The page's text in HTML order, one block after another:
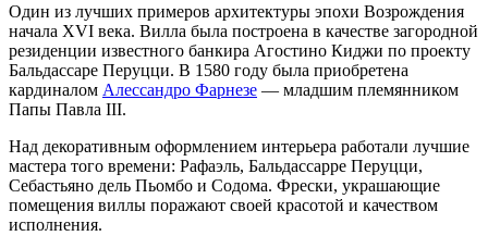
Один из лучших примеров архитектуры эпохи Возрождения
начала XVI века. Вилла была построена в качестве загородной
резиденции известного банкира Агостино Киджи по проекту
Бальдассаре Перуцци. В 1580 году была приобретена
кардиналом Алессандро Фарнезе — младшим племянником
Папы Павла III.
Над декоративным оформлением интерьера работали лучшие
мастера того времени: Рафаэль, Бальдассарре Перуцци,
Себастьяно дель Пьомбо и Содома. Фрески, украшающие
помещения виллы поражают своей красотой и качеством
исполнения.